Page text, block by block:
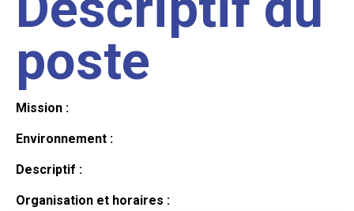
poste
Mission :
Environnement :
Descriptif :
Organisation et horaires :